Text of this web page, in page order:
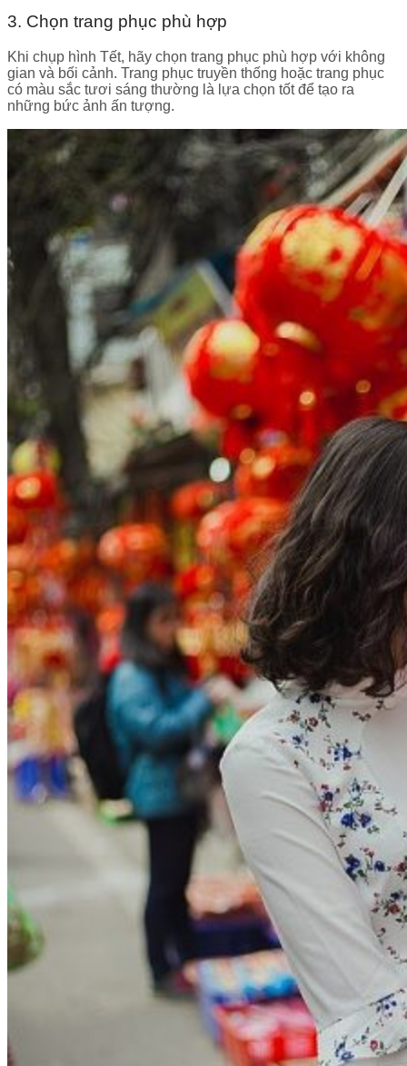
3. Chọn trang phục phù hợp
Khi chụp hình Tết, hãy chọn trang phục phù hợp với không
gian và bối cảnh. Trang phục truyền thống hoặc trang phục
có màu sắc tươi sáng thường là lựa chọn tốt để tạo ra
những bức ảnh ấn tượng.